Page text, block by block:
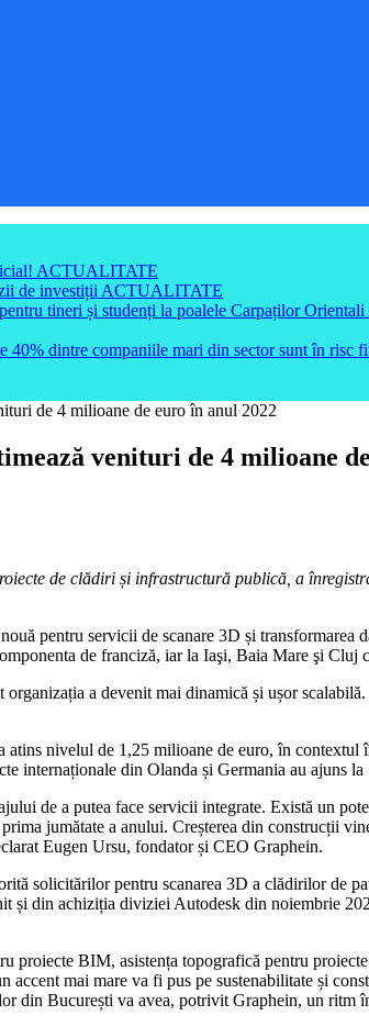
ACTUALITATE
de investiții ACTUALITATE
tineri și studenți la poalele Carpaților Orientali
40% dintre companiile mari din sector sunt în risc
de 4 milioane de euro în anul 2022
venituri de 4 milioane
de clădiri și infrastructură publică, a
pentru servicii de scanare 3D și
de franciză, iar la Iaşi, Baia Mare şi Cluj
a devenit mai dinamică și ușor
nivelul de 1,25 milioane de euro, în contextul
internaționale din Olanda și Germania au ajuns
de a putea face servicii integrate. Există un
jumătate a anului. Creșterea din construcții
Eugen Ursu, fondator și CEO Graphein.
solicitărilor pentru scanarea 3D a clădirilor de
și din achiziția diviziei Autodesk din noiembrie
BIM, asistența topografică pentru
mai mare va fi pus pe sustenabilitate și
din București va avea, potrivit Graphein, un ritm